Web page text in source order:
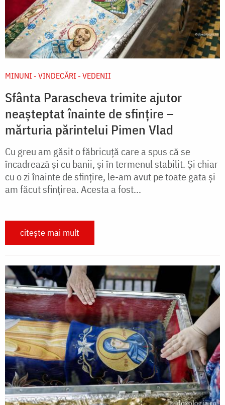
MINUNI - VINDECĂRI - VEDENII
Sfânta Parascheva trimite ajutor
neașteptat înainte de sfințire –
mărturia părintelui Pimen Vlad
Cu greu am găsit o făbricuță care a spus că se
încadrează și cu banii, și în termenul stabilit. Și chiar
cu o zi înainte de sfințire, le-am avut pe toate gata și
am făcut sfințirea. Acesta a fost...
citește mai mult